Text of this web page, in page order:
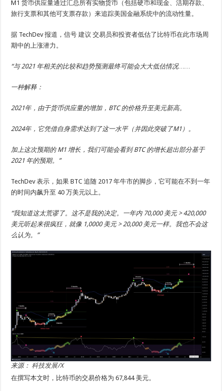
M1 货币供应量通过汇总所有实物货币（包括硬币和现金、活期存款、
旅行支票和其他可支票存款）来追踪美国金融系统中的流动性量。
据 TechDev 报道，信号建议 交易员和投资者低估了比特币在此市场周
期中的上涨潜力。
“与 2021 年相关的比较和趋势预测最终可能会大大低估情况……
一种解释：
2021年，由于货币供应量的增加，BTC 的价格升至美元新高。
2024年，它凭借自身需求达到了这一水平（并因此突破了M1）。
加上这次预期的 M1 增长，我们可能会看到 BTC 的增长超出部分基于
2021 年的预期。”
TechDev 表示，如果 BTC 追随 2017 年牛市的脚步，它可能在不到一年
的时间内飙升至 40 万美元以上。
“我知道这太荒谬了。这不是我的决定。一年内 70,000 美元 > 420,000
美元听起来很疯狂，就像 1,0000 美元 > 20,000 美元一样。我也不会这
么认为。”
来源：科技发展/X
在撰写本文时，比特币的交易价格为 67,844 美元。